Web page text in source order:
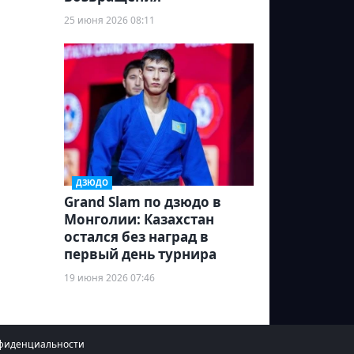
25 июня 2026 08:11
ДЗЮДО
Grand Slam по дзюдо в
Монголии: Казахстан
остался без наград в
первый день турнира
19 июня 2026 07:46